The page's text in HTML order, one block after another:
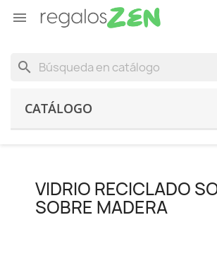

search
CATÁLOGO
VIDRIO RECICLADO
SOBRE MADERA